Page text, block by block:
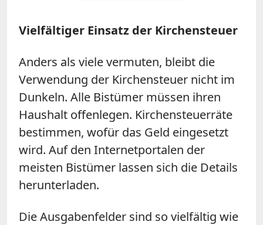
Vielfältiger Einsatz der Kirchensteuer
Anders als viele vermuten, bleibt die
Verwendung der Kirchensteuer nicht im
Dunkeln. Alle Bistümer müssen ihren
Haushalt offenlegen. Kirchensteuerräte
bestimmen, wofür das Geld eingesetzt
wird. Auf den Internetportalen der
meisten Bistümer lassen sich die Details
herunterladen.
Die Ausgabenfelder sind so vielfältig wie